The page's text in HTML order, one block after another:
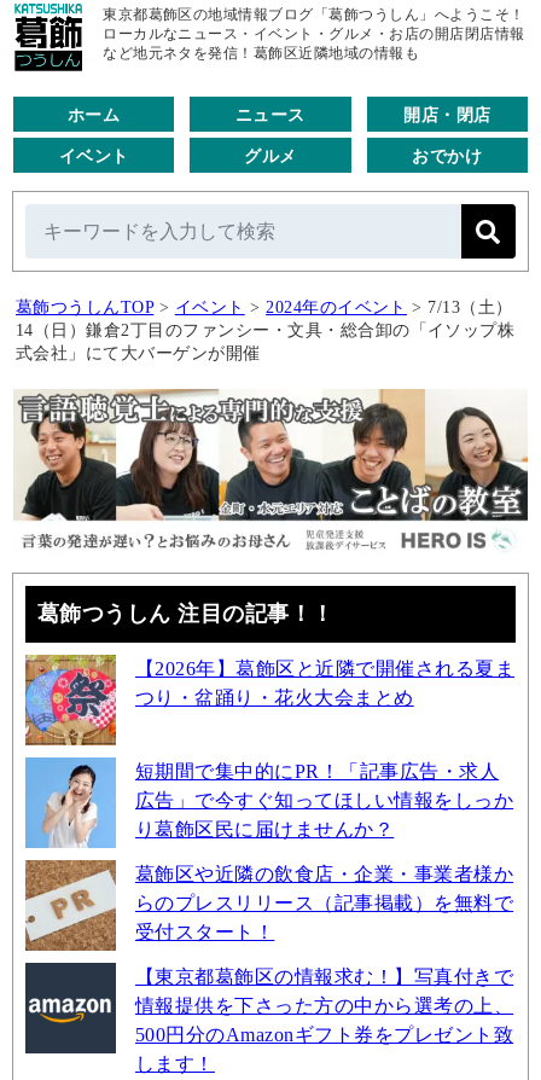
東京都葛飾区の地域情報ブログ「葛飾つうしん」へようこそ！
ローカルなニュース・イベント・グルメ・お店の開店閉店情報
など地元ネタを発信！葛飾区近隣地域の情報も
ホーム ニュース 開店・閉店
イベント グルメ おでかけ
葛飾つうしんTOP > イベント > 2024年のイベント > 7/13（土）
14（日）鎌倉2丁目のファンシー・文具・総合卸の「イソップ株
式会社」にて大バーゲンが開催
葛飾つうしん 注目の記事！！
【2026年】葛飾区と近隣で開催される夏ま
つり・盆踊り・花火大会まとめ
短期間で集中的にPR！「記事広告・求人
広告」で今すぐ知ってほしい情報をしっか
り葛飾区民に届けませんか？
葛飾区や近隣の飲食店・企業・事業者様か
らのプレスリリース（記事掲載）を無料で
受付スタート！
【東京都葛飾区の情報求む！】写真付きで
情報提供を下さった方の中から選考の上、
500円分のAmazonギフト券をプレゼント致
します！